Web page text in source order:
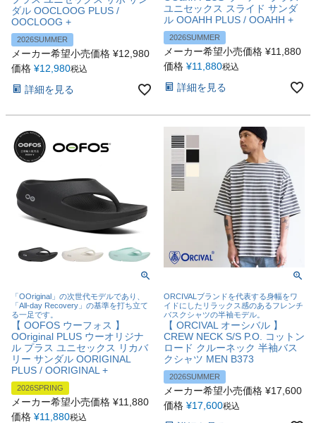
ダル OOCLOOG PLUS /
OOCLOOG +
2026SUMMER
メーカー希望小売価格 ¥12,980
価格 ¥12,980税込
詳細を見る
ユニセックス スライド サンダ
ル OOAHH PLUS / OOAHH +
2026SUMMER
メーカー希望小売価格 ¥11,880
価格 ¥11,880税込
詳細を見る
「OOriginal」の次世代モデルであり、
「All-day Recovery」の基準を打ち立て
る一足です。
【 OOFOS ウーフォス 】
OOriginal PLUS ウーオリジナ
ル プラス ユニセックス リカバ
リー サンダル OORIGINAL
PLUS / OORIGINAL +
2026SPRING
メーカー希望小売価格 ¥11,880
価格 ¥11,880税込
ORCIVALブランドを代表する身幅をワ
イドにしたリラックス感のあるフレンチ
バスクシャツの半袖モデル。
【 ORCIVAL オーシバル 】
CREW NECK S/S P.O. コットン
ロード クルーネック 半袖バス
クシャツ MEN B373
2026SUMMER
メーカー希望小売価格 ¥17,600
価格 ¥17,600税込